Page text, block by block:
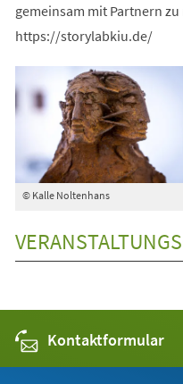
gemeinsam mit Partnern
https://storylabkiu.de/
© Kalle Noltenhans
Kontaktformular